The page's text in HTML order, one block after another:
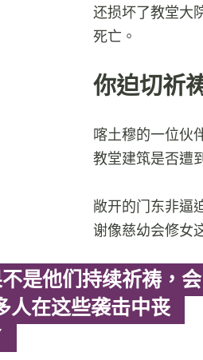
还损坏了教堂大
死亡。
你迫切祈
喀土穆的一位伙
教堂建筑是否遭
敞开的门东非逼
谢像慈幼会修女
是他们持续祈祷，会
人在这些袭击中丧